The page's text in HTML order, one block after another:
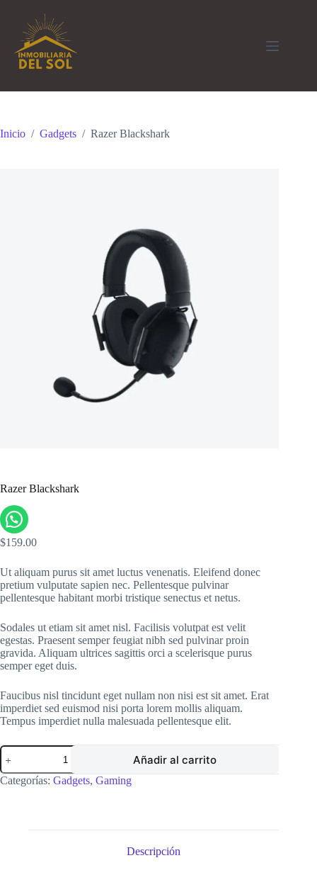
contenido
Inicio / Gadgets / Razer Blackshark
Razer Blackshark
$159.00
Ut aliquam purus sit amet luctus venenatis. Eleifend donec
pretium vulputate sapien nec. Pellentesque pulvinar
pellentesque habitant morbi tristique senectus et netus.
Sodales ut etiam sit amet nisl. Facilisis volutpat est velit
egestas. Praesent semper feugiat nibh sed pulvinar proin
gravida. Aliquam ultrices sagittis orci a scelerisque purus
semper eget duis.
Faucibus nisl tincidunt eget nullam non nisi est sit amet. Erat
imperdiet sed euismod nisi porta lorem mollis aliquam.
Tempus imperdiet nulla malesuada pellentesque elit.
Razer
Blackshark
cantidad
Añadir al carrito
Categorías: Gadgets, Gaming
Descripción